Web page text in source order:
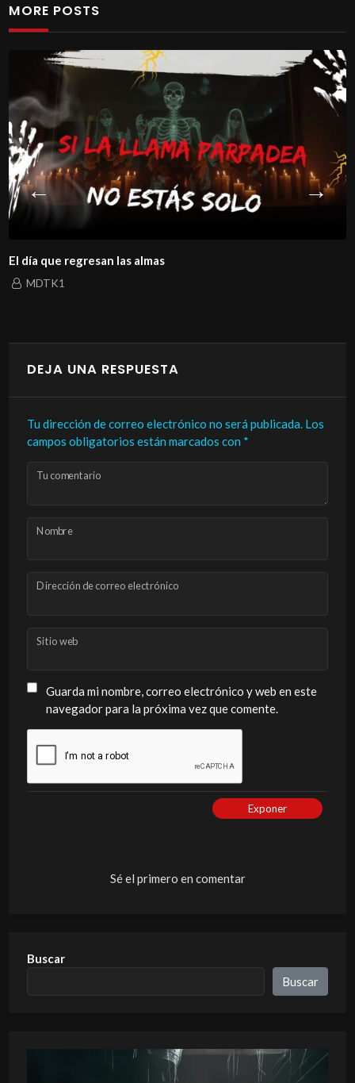
MORE POSTS
El día que regresan las almas
MDTK1
DEJA UNA RESPUESTA
Tu dirección de correo electrónico no será publicada. Los
campos obligatorios están marcados con *
Tu comentario
Nombre
Dirección de correo electrónico
Sitio web
Guarda mi nombre, correo electrónico y web en este
navegador para la próxima vez que comente.
Exponer
Sé el primero en comentar
Buscar
Buscar